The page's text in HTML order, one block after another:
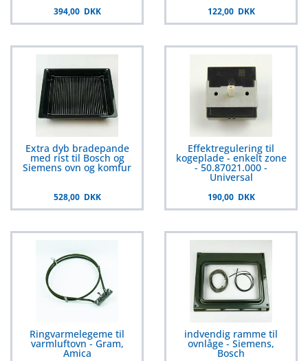
394,00 DKK 122,00 DKK
Extra dyb bradepande
med rist til Bosch og
Siemens ovn og komfur
528,00 DKK
Effektregulering til
kogeplade - enkelt zone
- 50.87021.000 -
Universal
190,00 DKK
Ringvarmelegeme til
varmluftovn - Gram,
Amica
indvendig ramme til
ovnlåge - Siemens,
Bosch